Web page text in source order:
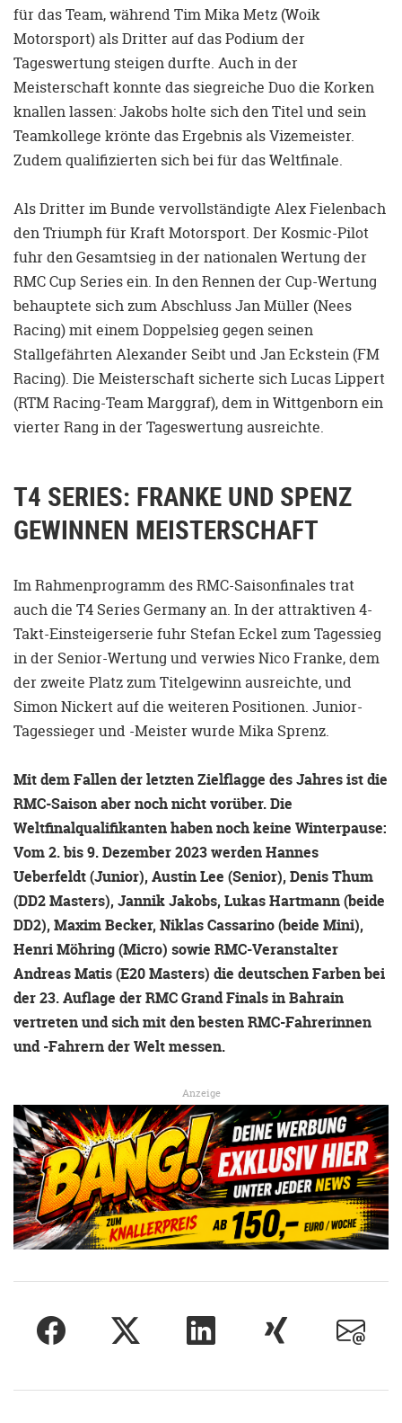
für das Team, während Tim Mika Metz (Woik
Motorsport) als Dritter auf das Podium der
Tageswertung steigen durfte. Auch in der
Meisterschaft konnte das siegreiche Duo die Korken
knallen lassen: Jakobs holte sich den Titel und sein
Teamkollege krönte das Ergebnis als Vizemeister.
Zudem qualifizierten sich bei für das Weltfinale.
Als Dritter im Bunde vervollständigte Alex Fielenbach
den Triumph für Kraft Motorsport. Der Kosmic-Pilot
fuhr den Gesamtsieg in der nationalen Wertung der
RMC Cup Series ein. In den Rennen der Cup-Wertung
behauptete sich zum Abschluss Jan Müller (Nees
Racing) mit einem Doppelsieg gegen seinen
Stallgefährten Alexander Seibt und Jan Eckstein (FM
Racing). Die Meisterschaft sicherte sich Lucas Lippert
(RTM Racing-Team Marggraf), dem in Wittgenborn ein
vierter Rang in der Tageswertung ausreichte.
T4 SERIES: FRANKE UND SPENZ
GEWINNEN MEISTERSCHAFT
Im Rahmenprogramm des RMC-Saisonfinales trat
auch die T4 Series Germany an. In der attraktiven 4-
Takt-Einsteigerserie fuhr Stefan Eckel zum Tagessieg
in der Senior-Wertung und verwies Nico Franke, dem
der zweite Platz zum Titelgewinn ausreichte, und
Simon Nickert auf die weiteren Positionen. Junior-
Tagessieger und -Meister wurde Mika Sprenz.
Mit dem Fallen der letzten Zielflagge des Jahres ist die
RMC-Saison aber noch nicht vorüber. Die
Weltfinalqualifikanten haben noch keine Winterpause:
Vom 2. bis 9. Dezember 2023 werden Hannes
Ueberfeldt (Junior), Austin Lee (Senior), Denis Thum
(DD2 Masters), Jannik Jakobs, Lukas Hartmann (beide
DD2), Maxim Becker, Niklas Cassarino (beide Mini),
Henri Möhring (Micro) sowie RMC-Veranstalter
Andreas Matis (E20 Masters) die deutschen Farben bei
der 23. Auflage der RMC Grand Finals in Bahrain
vertreten und sich mit den besten RMC-Fahrerinnen
und -Fahrern der Welt messen.
Anzeige